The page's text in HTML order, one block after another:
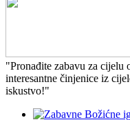
"Pronađite zabavu za cijelu
interesantne činjenice iz
iskustvo!"